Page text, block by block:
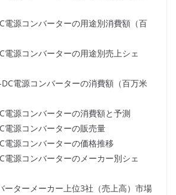
電源コンバーターの用途別消費額（百
電源コンバーターの用途別売上シェ
DC電源コンバーターの消費額（百万米
電源コンバーターの消費額と予測
電源コンバーターの販売量
電源コンバーターの価格推移
電源コンバーターのメーカー別シェ
ーターメーカー上位3社（売上高）市場